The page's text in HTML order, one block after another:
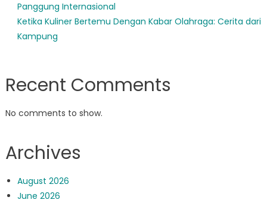
Panggung Internasional
Ketika Kuliner Bertemu Dengan Kabar Olahraga: Cerita dari
Kampung
Recent Comments
No comments to show.
Archives
August 2026
June 2026